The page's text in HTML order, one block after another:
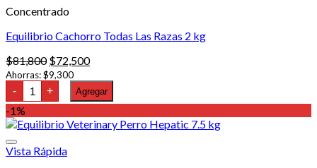
Las
se
pueden
elegir
en
la
página
de
producto
Concentrado
Equilibrio Cachorro Todas Las Razas 2 kg
$81,800 El
precio
original
era:
$72,500El
actual
es:
Ahorras:$9,300
- Equilibrio
Cachorro
Todas
Las
Razas
kg
+ Agregar
-1%
Vista Rápida